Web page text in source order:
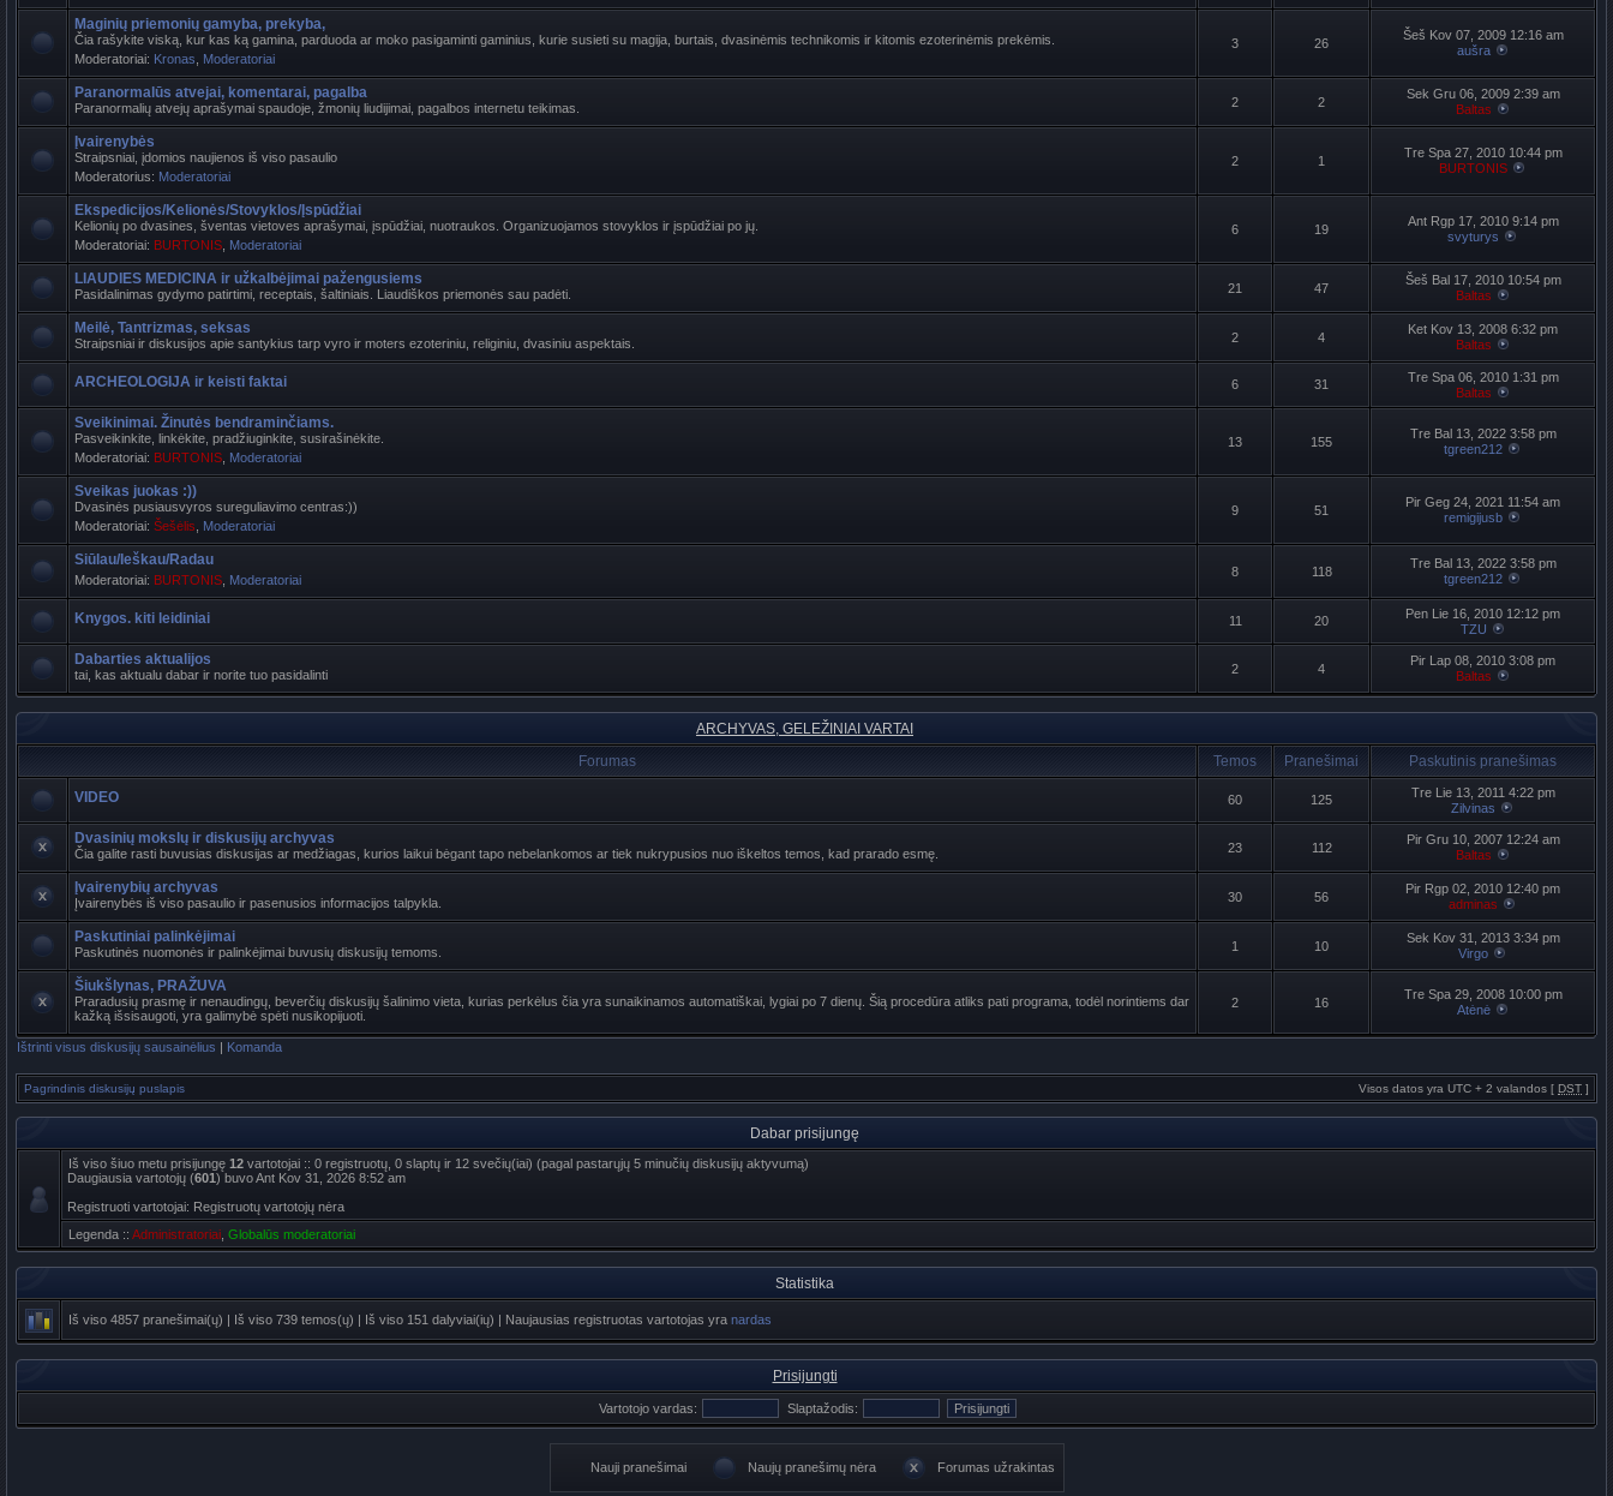
Maginių priemonių gamyba, prekyba,
Čia rašykite viską, kur kas ką gamina, parduoda ar moko pasigaminti gaminius, kurie susieti su magija, burtais, dvasinėmis technikomis ir kitomis ezoterinėmis prekėmis.
Moderatoriai: Kronas Moderatoriai
3 26
Šeš Kov 07, 2009 12:16 am
aušra
Paranormalūs atvejai, komentarai, pagalba
Paranormalių atvejų aprašymai spaudoje, žmonių liudijimai, pagalbos internetu teikimas. 2 2
Sek Gru 06, 2009 2:39 am
Baltas
Įvairenybės
Straipsniai, įdomios naujienos iš viso pasaulio
Moderatorius: Moderatoriai
2 1
Tre Spa 27, 2010 10:44 pm
BURTONIS
Ekspedicijos/Kelionės/Stovyklos/Įspūdžiai
Kelionių po dvasines, šventas vietoves aprašymai, įspūdžiai, nuotraukos. Organizuojamos stovyklos ir įspūdžiai po jų.
Moderatoriai: BURTONIS Moderatoriai
6 19
Ant Rgp 17, 2010 9:14 pm
svyturys
LIAUDIES MEDICINA ir užkalbėjimai pažengusiems
Pasidalinimas gydymo patirtimi, receptais, šaltiniais. Liaudiškos priemonės sau padėti. 21 47
Šeš Bal 17, 2010 10:54 pm
Baltas
Meilė, Tantrizmas, seksas
Straipsniai ir diskusijos apie santykius tarp vyro ir moters ezoteriniu, religiniu, dvasiniu aspektais. 2 4
Ket Kov 13, 2008 6:32 pm
Baltas
ARCHEOLOGIJA ir keisti faktai 6 31
Tre Spa 06, 2010 1:31 pm
Baltas
Sveikinimai. Žinutės bendraminčiams.
Pasveikinkite, linkėkite, pradžiuginkite, susirašinėkite.
Moderatoriai: BURTONIS Moderatoriai
13 155
Tre Bal 13, 2022 3:58 pm
tgreen212
Sveikas juokas :))
Dvasinės pusiausvyros sureguliavimo centras:))
Moderatoriai: Šešėlis Moderatoriai
9 51
Pir Geg 24, 2021 11:54 am
remigijusb
Siūlau/Ieškau/Radau
Moderatoriai: BURTONIS Moderatoriai
8 118
Tre Bal 13, 2022 3:58 pm
tgreen212
Knygos. kiti leidiniai 11 20
Pen Lie 16, 2010 12:12 pm
TZU
Dabarties aktualijos
tai, kas aktualu dabar ir norite tuo pasidalinti 2 4
Pir Lap 08, 2010 3:08 pm
Baltas
ARCHYVAS, GELEŽINIAI VARTAI
Forumas
Temos Pranešimai Paskutinis pranešimas
VIDEO 60 125
Tre Lie 13, 2011 4:22 pm
Zilvinas
Dvasinių mokslų ir diskusijų archyvas
Čia galite rasti buvusias diskusijas ar medžiagas, kurios laikui bėgant tapo nebelankomos ar tiek nukrypusios nuo iškeltos temos, kad prarado esmę. 23 112
Pir Gru 10, 2007 12:24 am
Baltas
Įvairenybių archyvas
Įvairenybės iš viso pasaulio ir pasenusios informacijos talpykla. 30 56
Pir Rgp 02, 2010 12:40 pm
adminas
Paskutiniai palinkėjimai
Paskutinės nuomonės ir palinkėjimai buvusių diskusijų temoms. 1 10
Sek Kov 31, 2013 3:34 pm
Virgo
Šiukšlynas, PRAŽUVA
Praradusių prasmę ir nenaudingų, beverčių diskusijų šalinimo vieta, kurias perkėlus čia yra sunaikinamos automatiškai, lygiai po 7 dienų. Šią procedūra atliks pati programa, todėl norintiems dar
kažką išsisaugoti, yra galimybė spėti nusikopijuoti.
2 16
Tre Spa 29, 2008 10:00 pm
Atėnė
Ištrinti visus diskusijų sausainėlius | Komanda
Pagrindinis diskusijų puslapis Visos datos yra UTC + 2 valandos [ DST ]
Dabar prisijungę
Iš viso šiuo metu prisijungę 12 vartotojai :: 0 registruotų, 0 slaptų ir 12 svečių(iai) (pagal pastarųjų 5 minučių diskusijų aktyvumą)
Daugiausia vartotojų (601) buvo Ant Kov 31, 2026 8:52 am
Registruoti vartotojai: Registruotų vartotojų nėra
Legenda :: Administratoriai Globalūs moderatoriai
Statistika
Iš viso 4857 pranešimai(ų) | Iš viso 739 temos(ų) | Iš viso 151 dalyviai(ių) | Naujausias registruotas vartotojas yra nardas
Prisijungti
Vartotojo vardas: Slaptažodis:
Nauji pranešimai Naujų pranešimų nėra Forumas užrakintas